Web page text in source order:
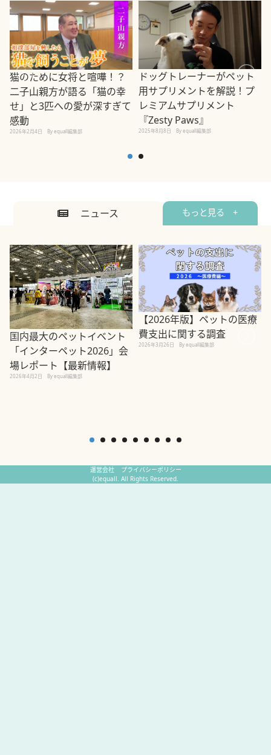
猫のために女将と喧嘩！？
二子山親方が語る「猫の幸
せ」と3匹への愛が深すぎて
感動
2026年2月4日 By equall編集部
ドッグトレーナーがペット
用サプリメントを解説！プ
レミアムサプリメント
『Zesty Paws』
2025年8月8日 By equall編集部
ニュース もっと見る +
国内最大のペットイベント
「インターペット2026」会
場レポート【最新情報】
2026年4月2日 By equall編集部
【2026年版】ペットの医療
費支出に関する調査
2026年3月26日 By equall編集部
運営会社
プライバシーポリシー
(c)equall. All Rights Reserved.